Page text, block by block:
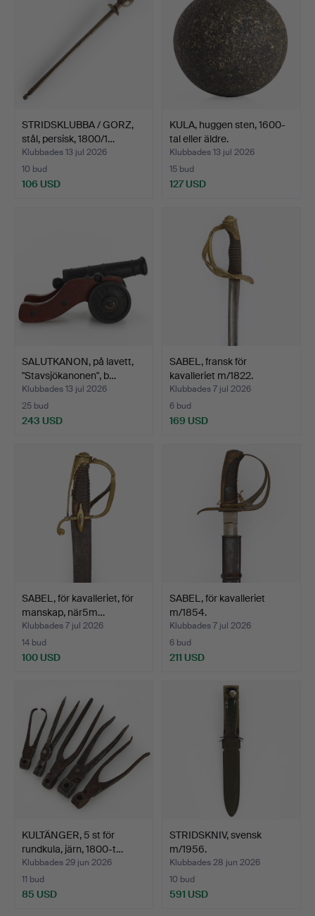
STRIDSKLUBBA / GORZ,
stål, persisk, 1800/1…
Klubbades 13 jul 2026
10 bud
106 USD
KULA, huggen sten, 1600-
tal eller äldre.
Klubbades 13 jul 2026
15 bud
127 USD
SALUTKANON, på lavett,
"Stavsjökanonen", b…
Klubbades 13 jul 2026
25 bud
243 USD
SABEL, fransk för
kavalleriet m/1822.
Klubbades 7 jul 2026
6 bud
169 USD
SABEL, för kavalleriet, för
manskap, när5m…
Klubbades 7 jul 2026
14 bud
100 USD
SABEL, för kavalleriet
m/1854.
Klubbades 7 jul 2026
6 bud
211 USD
KULTÄNGER, 5 st för
rundkula, järn, 1800-t…
Klubbades 29 jun 2026
11 bud
85 USD
STRIDSKNIV, svensk
m/1956.
Klubbades 28 jun 2026
10 bud
591 USD